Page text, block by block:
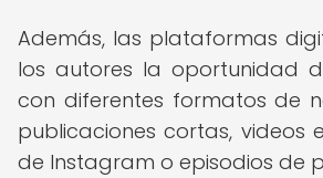
Además, las plataformas
los autores la oportunidad
con diferentes formatos de
publicaciones cortas, videos
de Instagram o episodios de